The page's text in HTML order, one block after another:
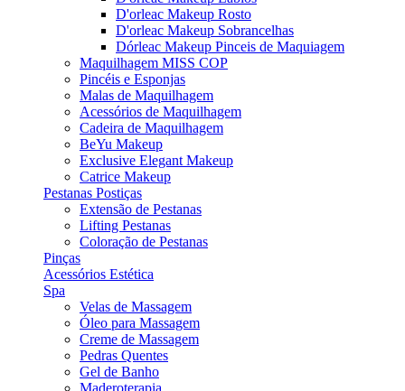
D'orleac Makeup Rosto
D'orleac Makeup Sobrancelhas
Dórleac Makeup Pinceis de Maquiagem
Maquilhagem MISS COP
Pincéis e Esponjas
Malas de Maquilhagem
Acessórios de Maquilhagem
Cadeira de Maquilhagem
BeYu Makeup
Exclusive Elegant Makeup
Catrice Makeup
Pestanas Postiças
Extensão de Pestanas
Lifting Pestanas
Coloração de Pestanas
Pinças
Acessórios Estética
Spa
Velas de Massagem
Óleo para Massagem
Creme de Massagem
Pedras Quentes
Gel de Banho
Maderoterapia